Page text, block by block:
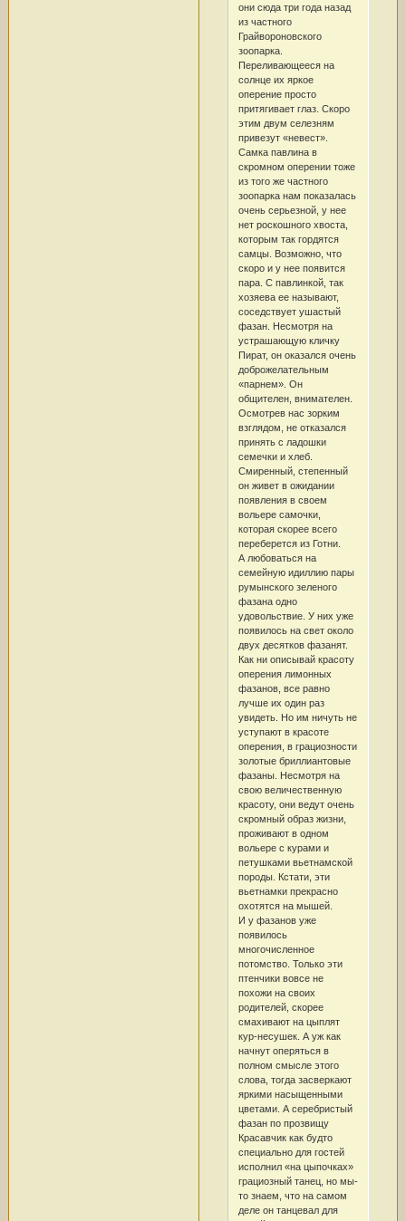
они сюда три года назад
из частного
Грайвороновского
зоопарка.
Переливающееся на
солнце их яркое
оперение просто
притягивает глаз. Скоро
этим двум селезням
привезут «невест».
Самка павлина в
скромном оперении тоже
из того же частного
зоопарка нам показалась
очень серьезной, у нее
нет роскошного хвоста,
которым так гордятся
самцы. Возможно, что
скоро и у нее появится
пара. С павлинкой, так
хозяева ее называют,
соседствует ушастый
фазан. Несмотря на
устрашающую кличку
Пират, он оказался очень
доброжелательным
«парнем». Он
общителен, внимателен.
Осмотрев нас зорким
взглядом, не отказался
принять с ладошки
семечки и хлеб.
Смиренный, степенный
он живет в ожидании
появления в своем
вольере самочки,
которая скорее всего
переберется из Готни.
А любоваться на
семейную идиллию пары
румынского зеленого
фазана одно
удовольствие. У них уже
появилось на свет около
двух десятков фазанят.
Как ни описывай красоту
оперения лимонных
фазанов, все равно
лучше их один раз
увидеть. Но им ничуть не
уступают в красоте
оперения, в грациозности
золотые бриллиантовые
фазаны. Несмотря на
свою величественную
красоту, они ведут очень
скромный образ жизни,
проживают в одном
вольере с курами и
петушками вьетнамской
породы. Кстати, эти
вьетнамки прекрасно
охотятся на мышей.
И у фазанов уже
появилось
многочисленное
потомство. Только эти
птенчики вовсе не
похожи на своих
родителей, скорее
смахивают на цыплят
кур-несушек. А уж как
начнут оперяться в
полном смысле этого
слова, тогда засверкают
яркими насыщенными
цветами. А серебристый
фазан по прозвищу
Красавчик как будто
специально для гостей
исполнил «на цыпочках»
грациозный танец, но мы-
то знаем, что на самом
деле он танцевал для